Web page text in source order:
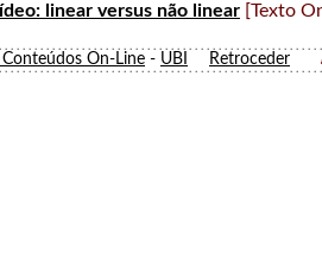
linear versus não linear [Texto
On-Line - UBI Retroceder